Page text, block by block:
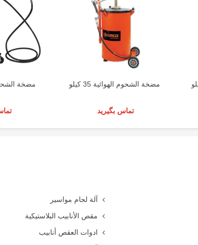
مضخة الشحوم الهوائية 35 کیلو
تماس بگیرید
مضخة الشحوم
آلة لحام مواسير
مقص الأنابيب البلاستيكية
ادوات العقص أنابيب